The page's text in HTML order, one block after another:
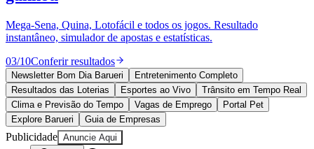
Política
Esportes
Saúde
Segurança
Cultura
Meio Ambiente
Obras
Educação
Mega-Sena, Quina, Lotofácil e todos os jogos. Resultado
instantâneo, simulador de apostas e estatísticas.
03/10Conferir resultados
Newsletter Bom Dia Barueri
Entretenimento Completo
Resultados das Loterias
Esportes ao Vivo
Trânsito em Tempo Real
Clima e Previsão do Tempo
Vagas de Emprego
Portal Pet
Explore Barueri
Guia de Empresas
Publicidade Anuncie Aqui